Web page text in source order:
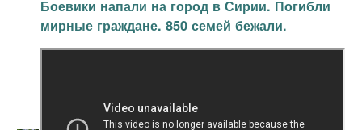
Боевики напали на город в Сирии. Погибли
мирные граждане. 850 семей бежали.